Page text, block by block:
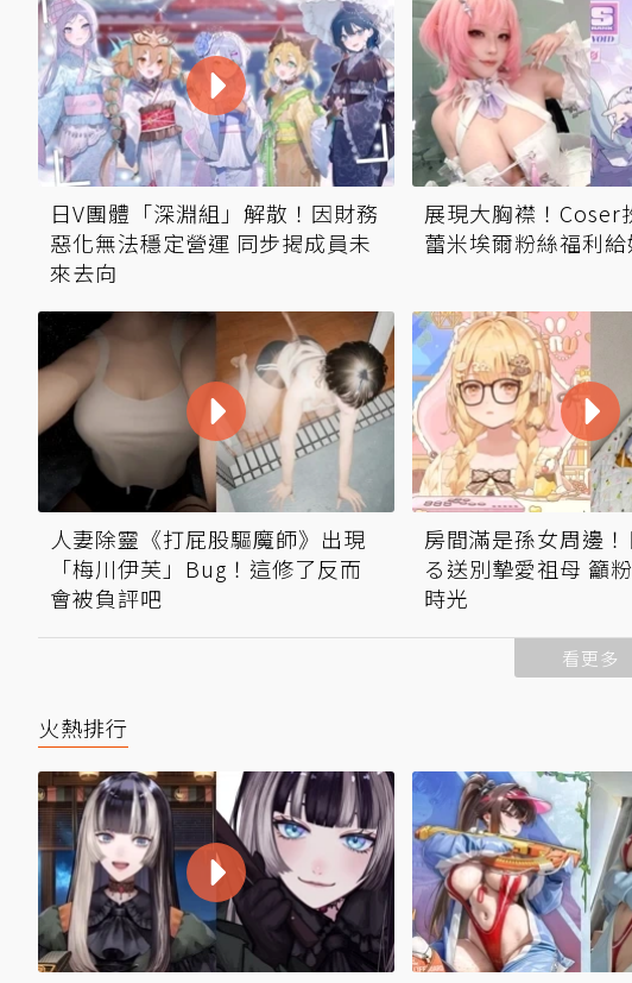
日V團體「深淵組」解散！因財務
惡化無法穩定營運 同步揭成員未
來去向
展現大胸襟！Coser
蕾米埃爾粉絲福利
人妻除靈《打屁股驅魔師》出現
「梅川伊芙」Bug！這修了反而
會被負評吧
房間滿是孫女周邊
る送別摯愛祖母 籲
時光
看更多
火熱排行